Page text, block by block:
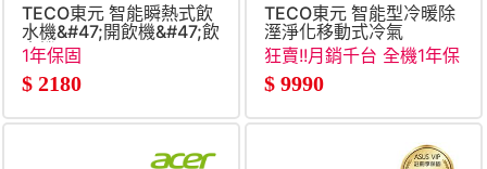
TECO東元 智能瞬熱式飲
水機&#47;開飲機&#47;飲
水機
1年保固
$ 2180
TECO東元 智能型冷暖除
溼淨化移動式冷氣
狂賣!!月銷千台 全機1年保
固，壓縮機3年保固
$ 9990